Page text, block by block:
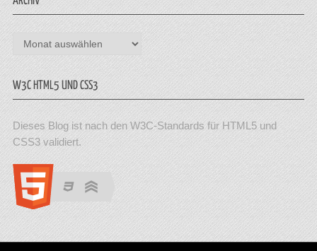
Archiv
W3C HTML5 UND CSS3
Dieses Blog ist nach den W3C-Standards für HTML5 und
CSS3 validiert.